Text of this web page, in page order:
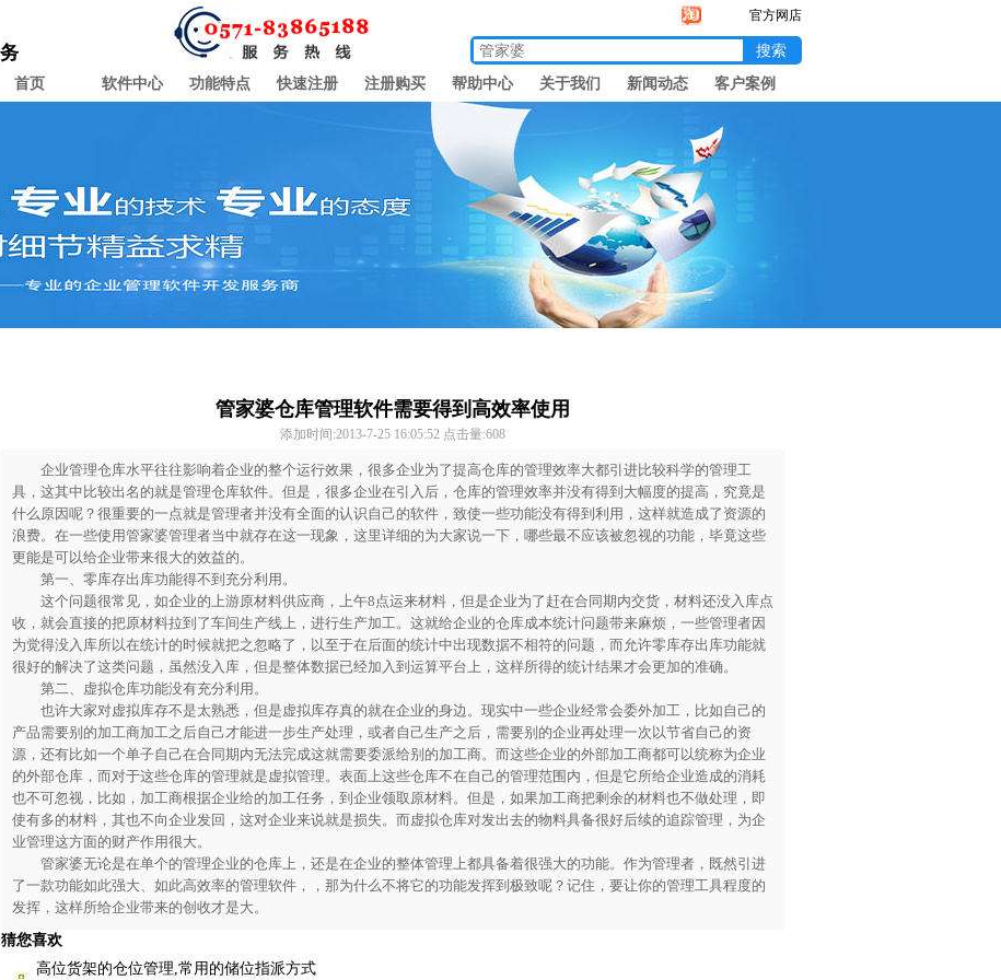
官方网店
首页 软件中心 功能特点 快速注册 注册购买 帮助中心 关于我们 新闻动态 客户案例
管家婆仓库管理软件需要得到高效率使用
添加时间:2013-7-25 16:05:52 点击量:608
企业管理仓库水平往往影响着企业的整个运行效果，很多企业为了提高仓库的管理效率大都引进比较科学的管理工
具，这其中比较出名的就是管理仓库软件。但是，很多企业在引入后，仓库的管理效率并没有得到大幅度的提高，究竟是
什么原因呢？很重要的一点就是管理者并没有全面的认识自己的软件，致使一些功能没有得到利用，这样就造成了资源的
浪费。在一些使用管家婆管理者当中就存在这一现象，这里详细的为大家说一下，哪些最不应该被忽视的功能，毕竟这些
更能是可以给企业带来很大的效益的。
第一、零库存出库功能得不到充分利用。
这个问题很常见，如企业的上游原材料供应商，上午8点运来材料，但是企业为了赶在合同期内交货，材料还没入库点
收，就会直接的把原材料拉到了车间生产线上，进行生产加工。这就给企业的仓库成本统计问题带来麻烦，一些管理者因
为觉得没入库所以在统计的时候就把之忽略了，以至于在后面的统计中出现数据不相符的问题，而允许零库存出库功能就
很好的解决了这类问题，虽然没入库，但是整体数据已经加入到运算平台上，这样所得的统计结果才会更加的准确。
第二、虚拟仓库功能没有充分利用。
也许大家对虚拟库存不是太熟悉，但是虚拟库存真的就在企业的身边。现实中一些企业经常会委外加工，比如自己的
产品需要别的加工商加工之后自己才能进一步生产处理，或者自己生产之后，需要别的企业再处理一次以节省自己的资
源，还有比如一个单子自己在合同期内无法完成这就需要委派给别的加工商。而这些企业的外部加工商都可以统称为企业
的外部仓库，而对于这些仓库的管理就是虚拟管理。表面上这些仓库不在自己的管理范围内，但是它所给企业造成的消耗
也不可忽视，比如，加工商根据企业给的加工任务，到企业领取原材料。但是，如果加工商把剩余的材料也不做处理，即
使有多的材料，其也不向企业发回，这对企业来说就是损失。而虚拟仓库对发出去的物料具备很好后续的追踪管理，为企
业管理这方面的财产作用很大。
管家婆无论是在单个的管理企业的仓库上，还是在企业的整体管理上都具备着很强大的功能。作为管理者，既然引进
了一款功能如此强大、如此高效率的管理软件，，那为什么不将它的功能发挥到极致呢？记住，要让你的管理工具程度的
发挥，这样所给企业带来的创收才是大。
猜您喜欢
高位货架的仓位管理,常用的储位指派方式